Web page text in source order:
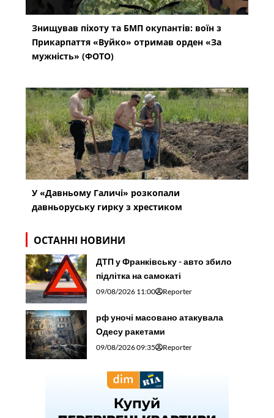
Знищував піхоту та БМП окупантів: воїн з
Прикарпаття «Вуйко» отримав орден «За
мужність» (ФОТО)
У «Давньому Галичі» розкопали
давньоруську гирку з хрестиком
ОСТАННІ НОВИНИ
ДТП у Франківську - авто збило
підлітка на самокаті
09/08/2026 11:00 Reporter
рф уночі масовано атакувала
Одесу ракетами
09/08/2026 09:35 Reporter